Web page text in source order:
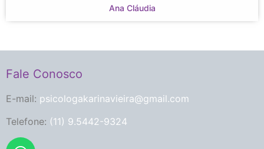
Ana Cláudia
Fale Conosco
E-mail: psicologakarinavieira@gmail.com
Telefone: (11) 9.5442-9324